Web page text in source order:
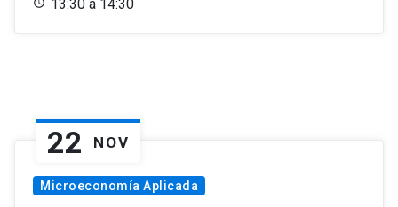
13:30 a 14:30
22 NOV
Microeconomía Aplicada